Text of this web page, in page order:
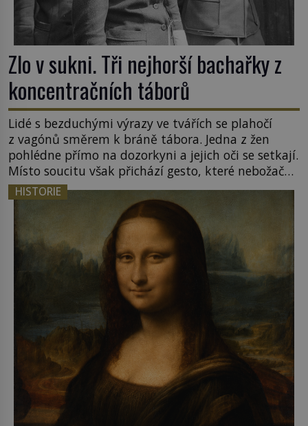
Zlo v sukni. Tři nejhorší bachařky z
koncentračních táborů
Lidé s bezduchými výrazy ve tvářích se plahočí
z vagónů směrem k bráně tábora. Jedna z žen
pohlédne přímo na dozorkyni a jejich oči se setkají.
Místo soucitu však přichází gesto, které nebožačku
posílá rovnou do plynové komory. Jména jako
Rudolf Höss (1901–1947), Josef Mengele (1911–
1979) či Heinrich Himmler (1900–1945) zná každý,
o koho se historie jen otřela. Jenže […]
HISTORIE